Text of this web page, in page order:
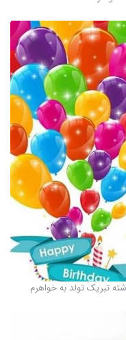
تبریک تولد به خواهرم